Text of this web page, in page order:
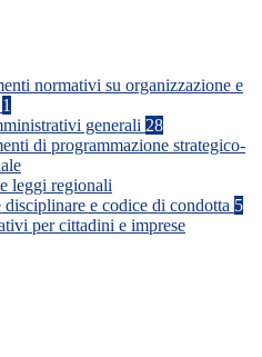
normativi su organizzazione e
1
generali 28
di programmazione strategico-
leggi regionali
disciplinare e codice di condotta 5
per cittadini e imprese